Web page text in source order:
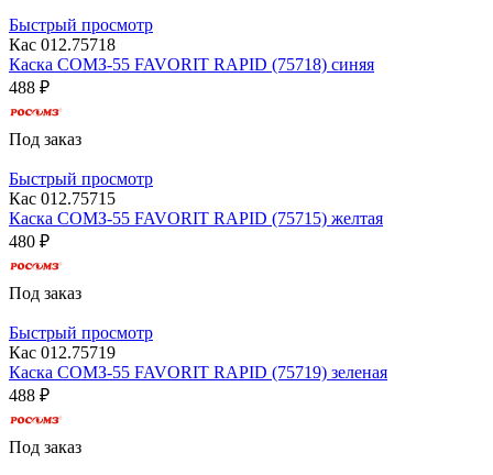
Быстрый просмотр
Кас 012.75718
Каска СОМЗ-55 FAVORIT RAPID (75718) синяя
488 ₽
Под заказ
Быстрый просмотр
Кас 012.75715
Каска СОМЗ-55 FAVORIT RAPID (75715) желтая
480 ₽
Под заказ
Быстрый просмотр
Кас 012.75719
Каска СОМЗ-55 FAVORIT RAPID (75719) зеленая
488 ₽
Под заказ